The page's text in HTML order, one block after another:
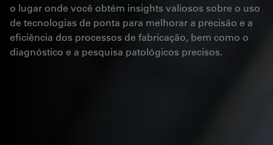
o lugar onde você obtém insights valiosos sobre o uso
de tecnologias de ponta para melhorar a precisão e a
eficiência dos processos de fabricação, bem como o
diagnóstico e a pesquisa patológicos precisos.